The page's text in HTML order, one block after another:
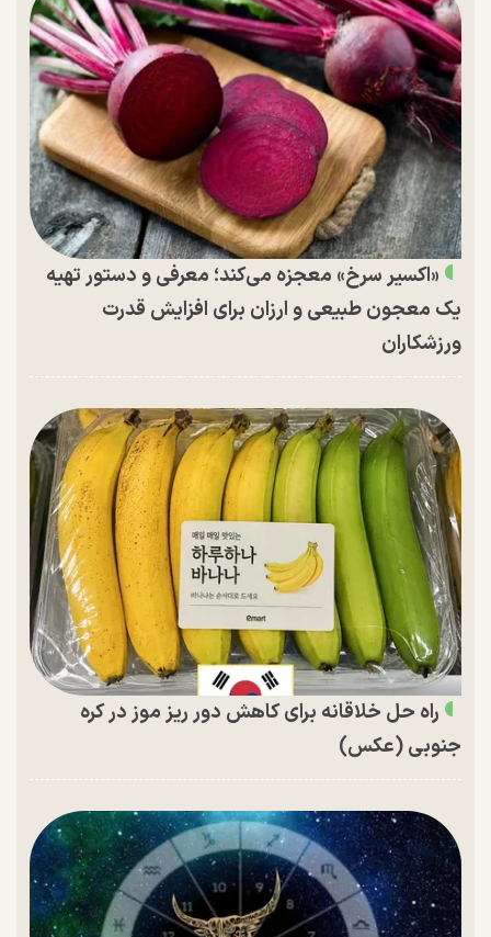
«اکسیر سرخ» معجزه می‌کند؛ معرفی و دستور تهیه
یک معجون طبیعی و ارزان برای افزایش قدرت
ورزشکاران
راه حل خلاقانه برای کاهش دور ریز موز در کره
جنوبی (عکس)